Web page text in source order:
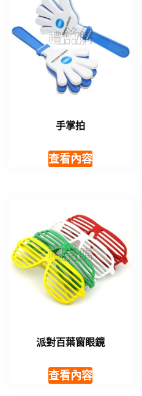
手掌拍
查看內容
派對百葉窗眼鏡
查看內容